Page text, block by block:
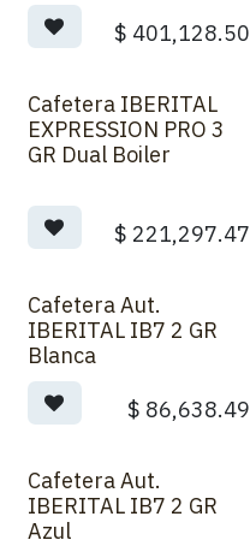
$ 401,128.50
Sobre Pedido
Cafetera IBERITAL
EXPRESSION PRO 3
GR Dual Boiler
$ 221,297.47
Cafetera Aut.
IBERITAL IB7 2 GR
Blanca
$ 86,638.49
Cafetera Aut.
IBERITAL IB7 2 GR
Azul